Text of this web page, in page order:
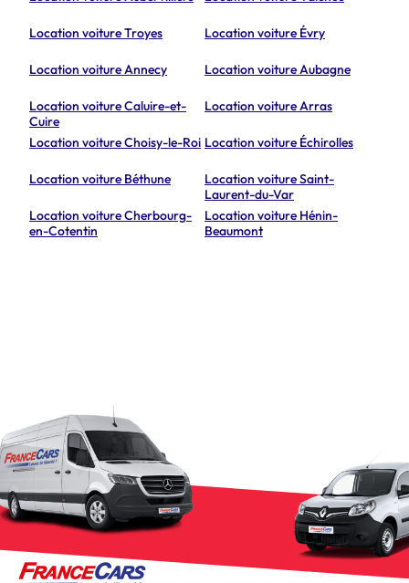
Location voiture Troyes Location voiture Évry
Location voiture Annecy Location voiture Aubagne
Location voiture Caluire-et-
Cuire
Location voiture Arras
Location voiture Choisy-le-Roi Location voiture Échirolles
Location voiture Béthune
Location voiture Saint-
Laurent-du-Var
Location voiture Cherbourg-
en-Cotentin
Location voiture Hénin-
Beaumont